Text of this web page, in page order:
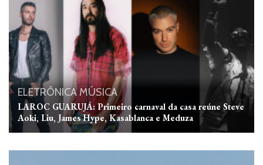
ELETRÔNICA MÚSICA
LAROC GUARUJÁ: Primeiro carnaval da casa reúne Steve
Aoki, Liu, James Hype, Kasablanca e Meduza